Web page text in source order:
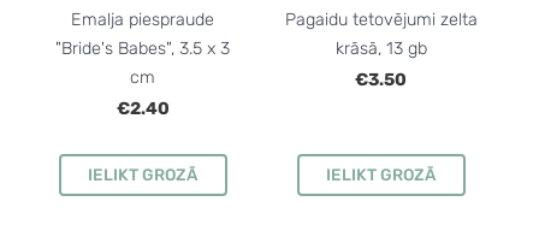
Emalja piespraude
"Bride's Babes", 3.5 x 3
cm
€2.40
IELIKT GROZĀ
Pagaidu tetovējumi zelta
krāsā, 13 gb
€3.50
IELIKT GROZĀ